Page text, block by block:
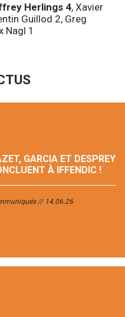
Herlings 4, Xavier
Guillod 2, Greg
Nagl 1
GARCIA ET DESPREY
À IFFENDIC !
14.06.26